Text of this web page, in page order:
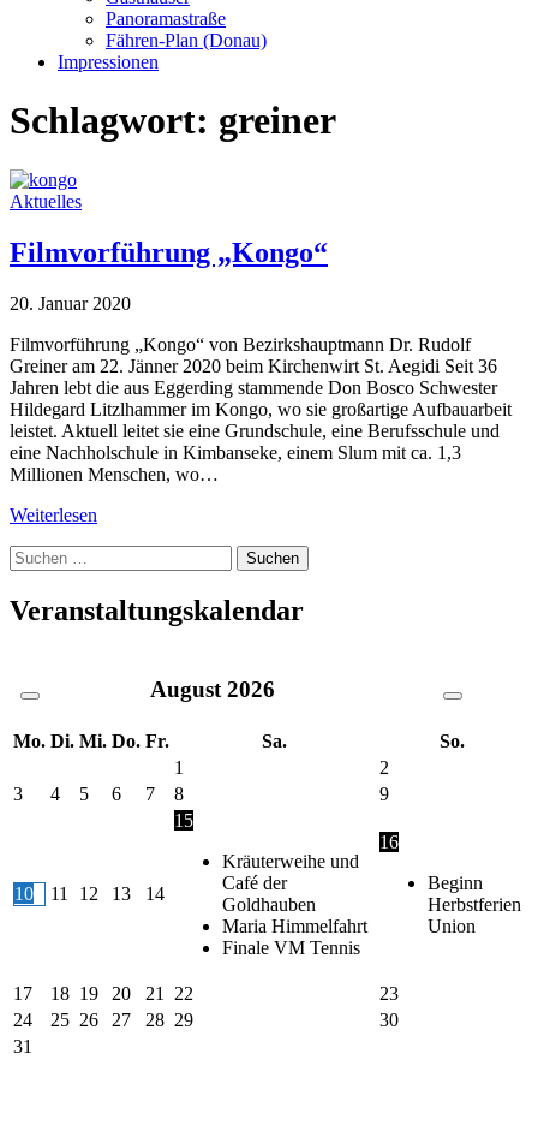
Panoramastraße
Fähren-Plan (Donau)
Impressionen
Schlagwort: greiner
Aktuelles
Filmvorführung „Kongo“
20. Januar 2020
Filmvorführung „Kongo“ von Bezirkshauptmann Dr. Rudolf
Greiner am 22. Jänner 2020 beim Kirchenwirt St. Aegidi Seit 36
Jahren lebt die aus Eggerding stammende Don Bosco Schwester
Hildegard Litzlhammer im Kongo, wo sie großartige Aufbauarbeit
leistet. Aktuell leitet sie eine Grundschule, eine Berufsschule und
eine Nachholschule in Kimbanseke, einem Slum mit ca. 1,3
Millionen Menschen, wo…
Weiterlesen
Suche
nach:
Veranstaltungskalendar
August 2026
Mo. Di. Mi. Do. Fr. Sa.
So.
1
2
3
4 5 6 7 8 9
10 11 12 13 14
15
Kräuterweihe und
Café der
Goldhauben
Maria Himmelfahrt
Finale VM Tennis
16
Beginn
Herbstferien
Union
17 18 19 20 21 22
23
24
25 26 27 28 29
30
31